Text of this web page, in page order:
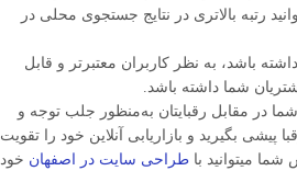
رتبه بالاتری در نتایج جستجوی محلی در
باشد، به نظر کاربران معتبرتر و قابل
شما داشته باشد.
در مقابل رقبایتان به‌منظور جلب توجه و
پیشی بگیرید و بازاریابی آنلاین خود را تقویت
میتوانید با طراحی سایت در اصفهان خود